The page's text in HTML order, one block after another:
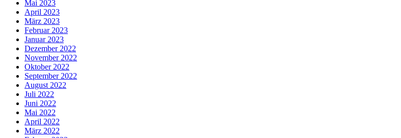
Mai 2023
April 2023
März 2023
Februar 2023
Januar 2023
Dezember 2022
November 2022
Oktober 2022
September 2022
August 2022
Juli 2022
Juni 2022
Mai 2022
April 2022
März 2022